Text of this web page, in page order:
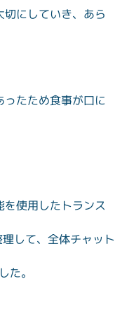
にしていき、あら
たため食事が口に
使用したトランス
して、全体チャット
。